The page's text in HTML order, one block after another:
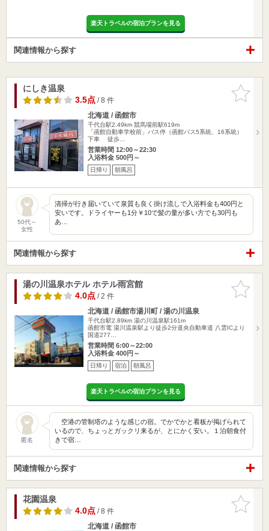
楽天トラベルの宿泊プランを見る
関連情報から探す
お気に入
りに追加
にしき温泉
3.5点/ 8 件
北海道 / 函館市
千代台駅2.49km 競馬場前駅619m
「函館自動車学校前」バス停（函館バス5系統、16系統）
下車 徒歩…
営業時間 12:00～22:30
入浴料金 500円～
日帰り 朝風呂
50代～
女性
清掃が行き届いていて泉質も良く掛け流しで入浴料金も400円と
安いです。ドライヤーも1分￥10で髪の量が多い方でも30円も
あ…
関連情報から探す
お気に入
りに追加
湯の川温泉ホテル ホテル雨宮館
4.0点/ 2 件
北海道 / 函館市湯川町 / 湯の川温泉
千代台駅2.89km 湯の川温泉駅161m
函館市電 湯川温泉駅より徒歩2分道央自動車道 八雲ICより
国道277…
営業時間 6:00～22:00
入浴料金 400円～
日帰り 宿泊 朝風呂
楽天トラベルの宿泊プランを見る
匿名
空港の管制塔のような感じの宿。でかでかと看板が掲げられて
いるので、ちょっとガックリ来るが、とにかく安い。１泊朝食付
きで宿…
関連情報から探す
お気に入
りに追加
花園温泉
4.0点/ 8 件
北海道 / 函館市